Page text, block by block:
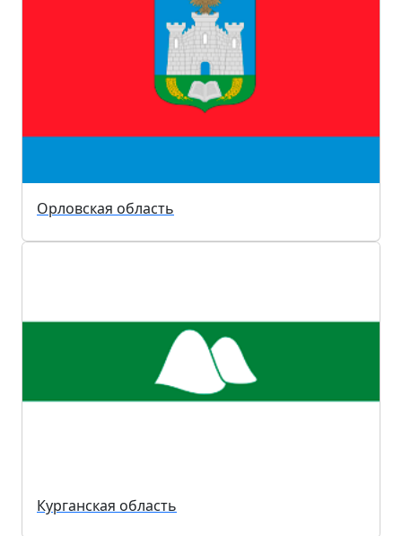
Орловская область
Курганская область